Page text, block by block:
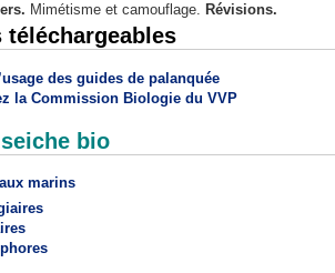
Mimétisme et camouflage. Révisions.
téléchargeables
des guides de palanquée
la Commission Biologie du VVP
bio
marins